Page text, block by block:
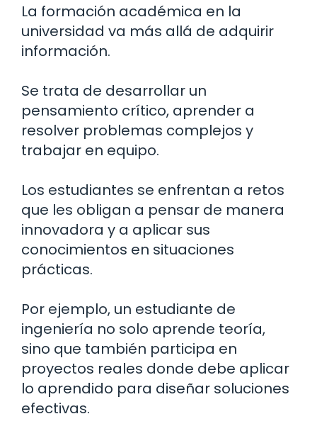
La formación académica en la
universidad va más allá de adquirir
información.
Se trata de desarrollar un
pensamiento crítico, aprender a
resolver problemas complejos y
trabajar en equipo.
Los estudiantes se enfrentan a retos
que les obligan a pensar de manera
innovadora y a aplicar sus
conocimientos en situaciones
prácticas.
Por ejemplo, un estudiante de
ingeniería no solo aprende teoría,
sino que también participa en
proyectos reales donde debe aplicar
lo aprendido para diseñar soluciones
efectivas.